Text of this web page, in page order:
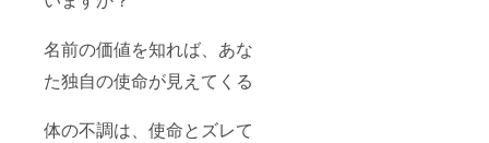
名前の価値を知れば、あな
た独自の使命が見えてくる
体の不調は、使命とズレて